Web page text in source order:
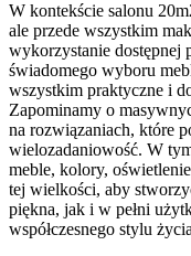
W kontekście salonu
ale przede wszystkim
wykorzystanie dostępnej
świadomego wyboru
wszystkim praktyczne i
Zapominamy o
na rozwiązaniach, które
wielozadaniowość. W
meble, kolory,
tej wielkości, aby
piękna, jak i w pełni
współczesnego stylu